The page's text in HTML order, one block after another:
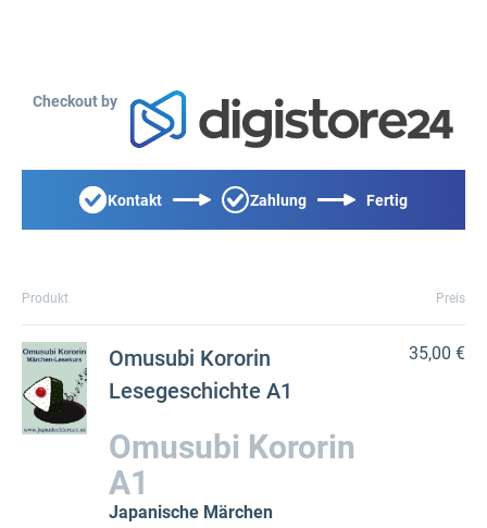
Checkout by
Kontakt Zahlung Fertig
Produkt Preis
Omusubi Kororin
Lesegeschichte A1
Omusubi Kororin
A1
Japanische Märchen
35,00 €